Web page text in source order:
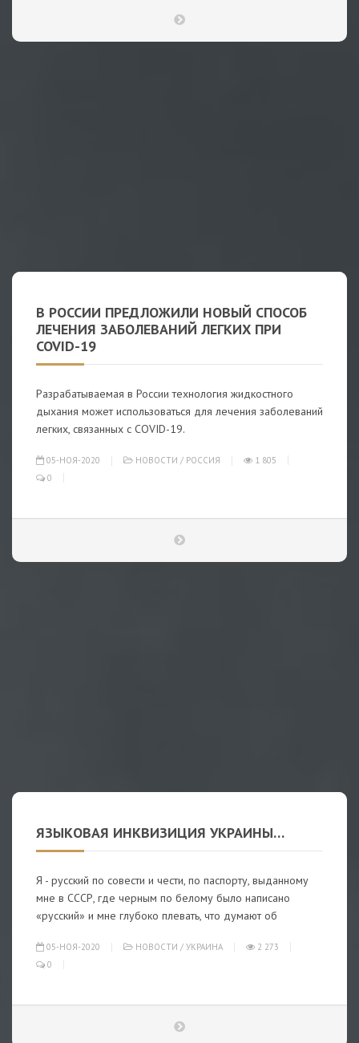
В РОССИИ ПРЕДЛОЖИЛИ НОВЫЙ СПОСОБ
ЛЕЧЕНИЯ ЗАБОЛЕВАНИЙ ЛЕГКИХ ПРИ
COVID-19
Разрабатываемая в России технология жидкостного
дыхания может использоваться для лечения заболеваний
легких, связанных с COVID-19.
05-НОЯ-2020 НОВОСТИ / РОССИЯ
1 805
0
ЯЗЫКОВАЯ ИНКВИЗИЦИЯ УКРАИНЫ…
Я - русский по совести и чести, по паспорту, выданному
мне в СССР, где черным по белому было написано
«русский» и мне глубоко плевать, что думают об
05-НОЯ-2020 НОВОСТИ / УКРАИНА
2 273
0